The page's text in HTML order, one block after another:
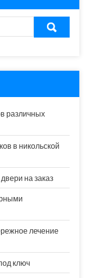
различных
в никольской
на заказ
лечение
ключ